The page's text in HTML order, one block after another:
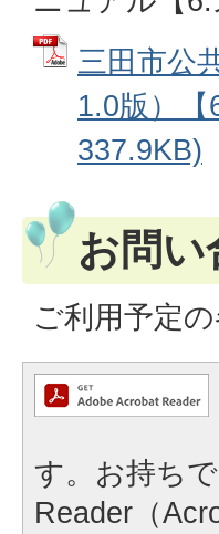
三田市公
1.0版）
337.9KB)
お問い
ご利用予定
す。お持ち
Reader（